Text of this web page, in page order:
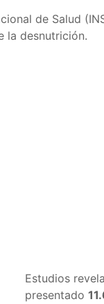
de Salud
la desnutrición.
Estudios
presentado